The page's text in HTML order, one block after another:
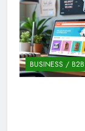
BUSINESS / B2B